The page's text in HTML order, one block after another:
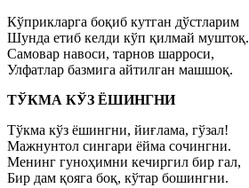
Кўприкларга боқиб кутган дўстларим
Шунда етиб келди кўп қилмай муштоқ.
Самовар навоси, тарнов шарроси,
Улфатлар базмига айтилган машшоқ.
ТЎКМА КЎЗ ЁШИНГНИ
Тўкма кўз ёшингни, йиғлама, гўзал!
Мажнунтол сингари ёйма сочингни.
Менинг гуноҳимни кечиргил бир гал,
Бир дам қояга боқ, кўтар бошингни.